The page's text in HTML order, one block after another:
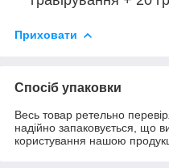
Приховати
Спосіб упаковки
Весь товар ретельно
надійно запаковується, що
користування нашою